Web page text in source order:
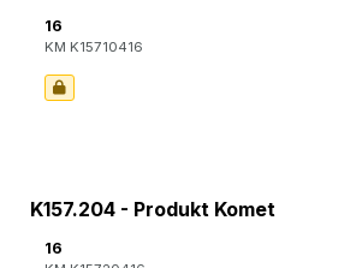
16
KM K15710416
K157.204 - Produkt Komet
16